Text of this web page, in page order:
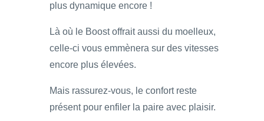
plus dynamique encore !
Là où le Boost offrait aussi du moelleux,
celle-ci vous emmènera sur des vitesses
encore plus élevées.
Mais rassurez-vous, le confort reste
présent pour enfiler la paire avec plaisir.